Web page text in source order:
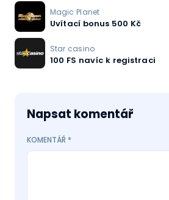
Magic Planet
Uvítací bonus 500 Kč
Star casino
100 FS navíc k registraci
Napsat komentář
KOMENTÁŘ *